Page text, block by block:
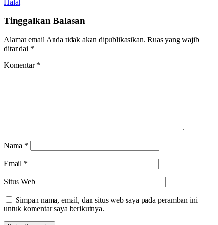
Halal
Tinggalkan Balasan
Alamat email Anda tidak akan dipublikasikan. Ruas yang wajib
ditandai *
Komentar *
Nama *
Email *
Situs Web
Simpan nama, email, dan situs web saya pada peramban ini
untuk komentar saya berikutnya.